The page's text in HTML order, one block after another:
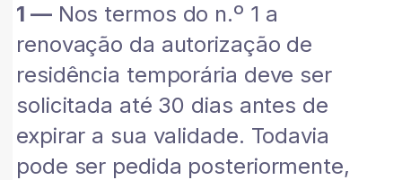
1 —Nos termos do n.º 1 a
renovação da autorização de
residência temporária deve ser
solicitada até 30 dias antes de
expirar a sua validade. Todavia
pode ser pedida posteriormente,